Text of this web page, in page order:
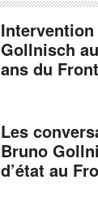
Gollnisch
ans du
Les
Bruno
d’état au